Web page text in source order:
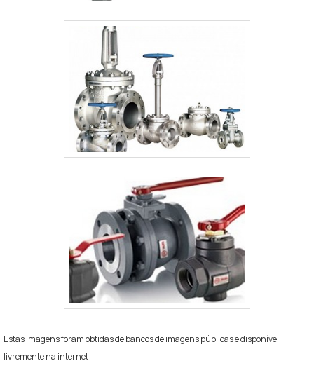
Estas imagens foram obtidas de bancos de imagens públicas e disponível
livremente na internet